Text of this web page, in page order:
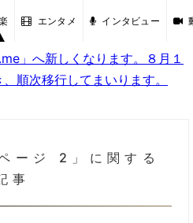
エンタメ インタビュー
」へ新しくなります。８月１
順次移行してまいります。
ージ 2」に関する
事